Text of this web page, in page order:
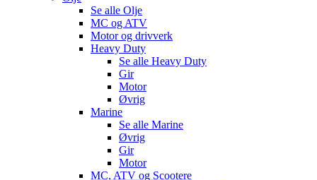
Se alle Olje
MC og ATV
Motor og drivverk
Heavy Duty
Se alle Heavy Duty
Gir
Motor
Øvrig
Marine
Se alle Marine
Øvrig
Gir
Motor
MC, ATV og Scootere